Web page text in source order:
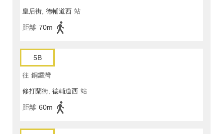
皇后街, 德輔道西 站
距離 70m
5B
往 銅鑼灣
修打蘭街, 德輔道西 站
距離 60m